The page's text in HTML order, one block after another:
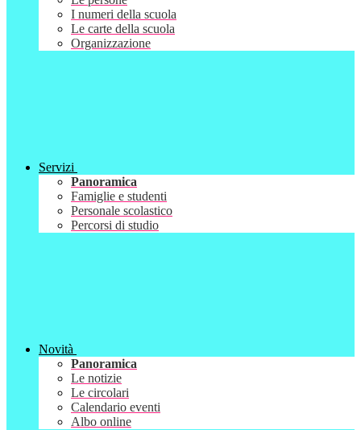
I numeri della scuola
Le carte della scuola
Organizzazione
Servizi
Panoramica
Famiglie e studenti
Personale scolastico
Percorsi di studio
Novità
Panoramica
Le notizie
Le circolari
Calendario eventi
Albo online